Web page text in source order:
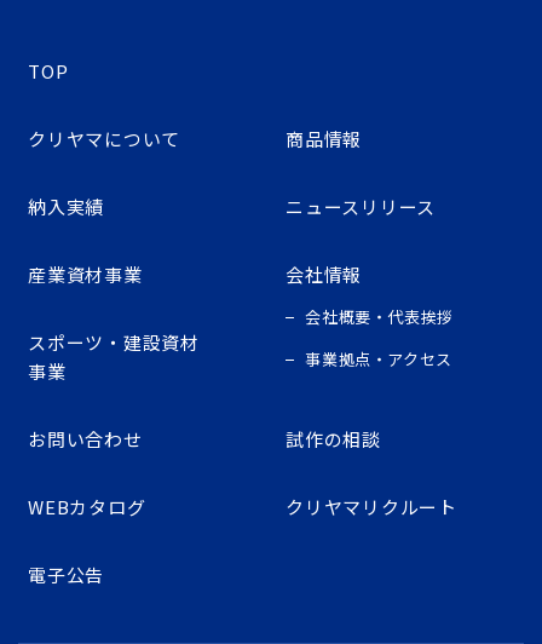
TOP
クリヤマについて 商品情報
納入実績 ニュースリリース
産業資材事業
スポーツ・建設資材
事業
会社情報
会社概要・代表挨拶
事業拠点・アクセス
お問い合わせ 試作の相談
WEBカタログ クリヤマリクルート
電子公告